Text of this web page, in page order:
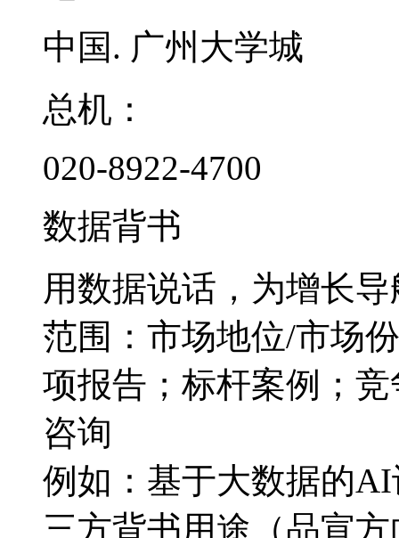
中国. 广州大学城
总机：
020-8922-4700
数据背书
用数据说话，为增长导
范围：市场地位/市场
项报告；标杆案例；
咨询
例如：基于大数据的
三方背书用途（品宣